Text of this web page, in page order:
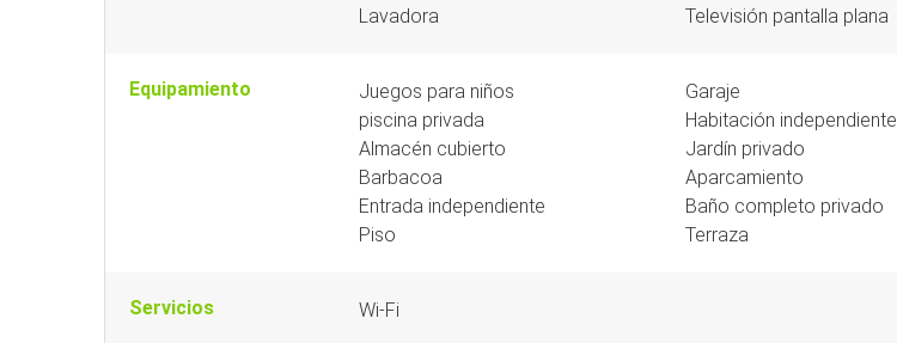
Lavadora
Televisión pantalla plana
Equipamiento
Juegos para niños
piscina privada
Almacén cubierto
Barbacoa
Entrada independiente
Piso
Garaje
Habitación independiente
Jardín privado
Aparcamiento
Baño completo privado
Terraza
Servicios Wi-Fi